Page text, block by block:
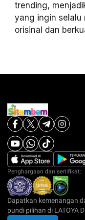
trending,
yang ingin selalu
orisinal dan
Penghargaan dan sertifikat:
Dapatkan kemenangan
pundi pilihan di LATOYA